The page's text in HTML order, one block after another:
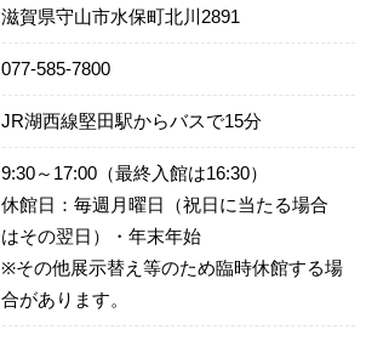
滋賀県守山市水保町北川2891
077-585-7800
JR湖西線堅田駅からバスで15分
9:30～17:00（最終入館は16:30）
休館日：毎週月曜日（祝日に当たる場合
はその翌日）・年末年始
※その他展示替え等のため臨時休館する場
合があります。